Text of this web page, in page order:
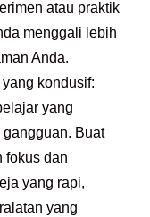
atau praktik
menggali lebih
Anda.
kondusif:
yang
gangguan. Buat
fokus dan
yang rapi,
yang